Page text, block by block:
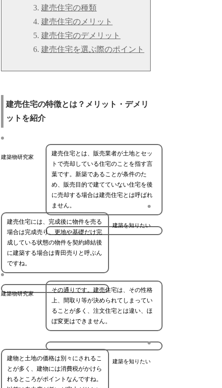
建売住宅の種類
建売住宅のメリット
建売住宅のデメリット
建売住宅を選ぶ際のポイント
建売住宅の特徴とは？メリット・デメリ
ットを紹介
建築物研究家
建売住宅とは、販売業者が土地とセッ
トで売却している住宅のことを指す言
葉です。新築であることが条件のた
め、販売目的で建てていない住宅を後
に売却する場合は建売住宅とは呼ばれ
ません。
建築を知りたい
建売住宅には、完成後に物件を売る
場合は完成売り、更地や基礎だけ完
成している状態の物件を契約締結後
に建築する場合は青田売りと呼ぶん
ですね。
建築物研究家
その通りです。建売住宅は、その性格
上、間取り等が決められてしまってい
ることが多く、注文住宅とは違い、ほ
ぼ変更はできません。
建築を知りたい
建物と土地の価格は別々にされるこ
とが多く、建物には消費税がかけら
れるところがポイントなんですね。